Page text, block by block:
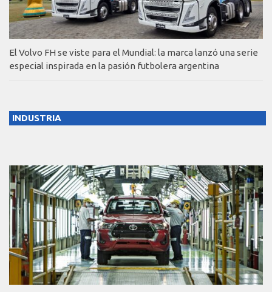
El Volvo FH se viste para el Mundial: la marca lanzó una serie
especial inspirada en la pasión futbolera argentina
INDUSTRIA